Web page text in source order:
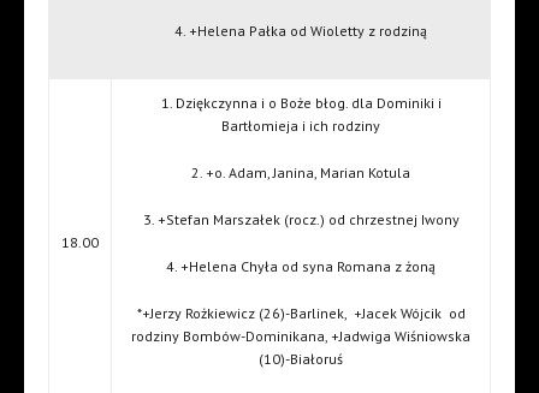
4. +Helena Pałka od Wioletty z rodziną
18.00
1. Dziękczynna i o Boże błog. dla Dominiki i
Bartłomieja i ich rodziny
2. +o. Adam, Janina, Marian Kotula
3. +Stefan Marszałek (rocz.) od chrzestnej Iwony
4. +Helena Chyła od syna Romana z żoną
*+Jerzy Rożkiewicz (26)-Barlinek, +Jacek Wójcik od
rodziny Bombów-Dominikana, +Jadwiga Wiśniowska
(10)-Białoruś